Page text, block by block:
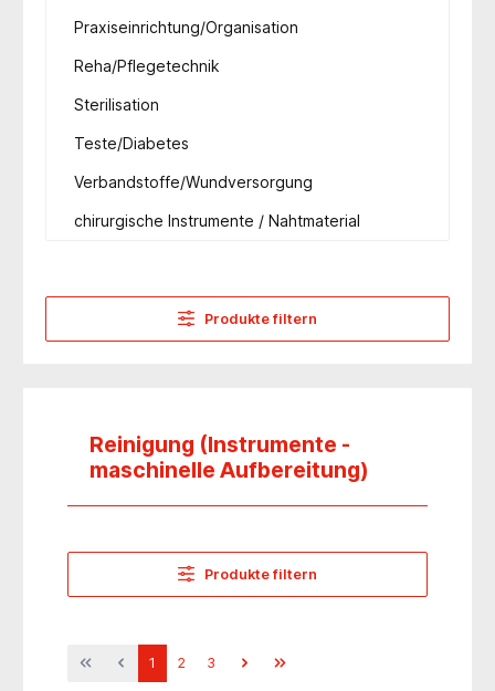
Praxiseinrichtung/Organisation
Reha/Pflegetechnik
Sterilisation
Teste/Diabetes
Verbandstoffe/Wundversorgung
chirurgische Instrumente / Nahtmaterial
Produkte filtern
Reinigung (Instrumente -
maschinelle Aufbereitung)
Produkte filtern
1 2 3